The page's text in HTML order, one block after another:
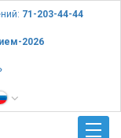
71-203-44-44
2026